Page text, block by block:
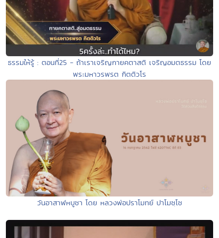
ธรรมให้รู้ : ตอนที่25 - ถ้าเราเจริญกายคตาสติ เจริญอมตธรรม โดย
พระมหาวรพรต กิตติวโร
วันอาสาฬหบูชา โดย หลวงพ่อปราโมทย์ ปาโมชฺโช